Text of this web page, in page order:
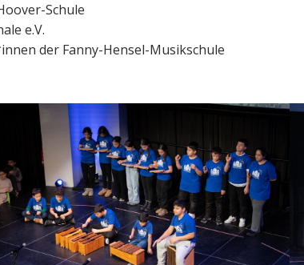
Schule
e.V.
der Fanny-Hensel-Musikschule